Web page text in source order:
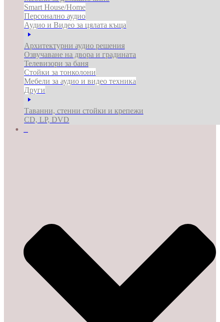
Smart House/Home
Персонално аудио
Аудио и Видео за цялата къща
Архитектурни аудио решения
Озвучаване на двора и градината
Телевизори за баня
Стойки за тонколони
Мебели за аудио и видео техника
Други
Таванни, стенни стойки и крепежи
CD, LP, DVD